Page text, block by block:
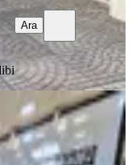
Ara
Han Giriş